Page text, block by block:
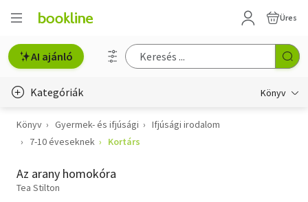
Üres
AI ajánló
Kategóriák Könyv
Életmód, egészség
Gyermek- és ifjúsági
Könyv Gyermek- és ifjúsági
Ifjúsági irodalom
7-10 éveseknek
Kortárs
Az arany homokóra
Tea Stilton